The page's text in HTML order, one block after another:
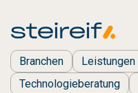
Branchen Leistungen
Technologieberatung